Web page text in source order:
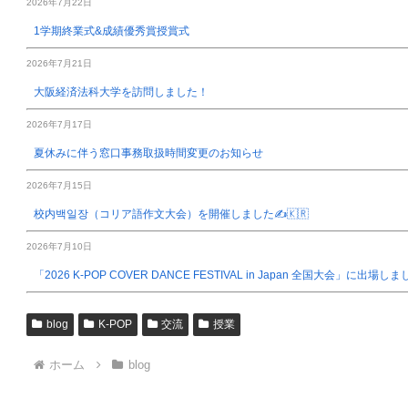
2026年7月22日
1学期終業式&成績優秀賞授賞式
2026年7月21日
大阪経済法科大学を訪問しました！
2026年7月17日
夏休みに伴う窓口事務取扱時間変更のお知らせ
2026年7月15日
校内백일장（コリア語作文大会）を開催しました✍️🇰🇷
2026年7月10日
「2026 K-POP COVER DANCE FESTIVAL in Japan 全国大会」に出場しま
blog K-POP 交流 授業
ホーム blog